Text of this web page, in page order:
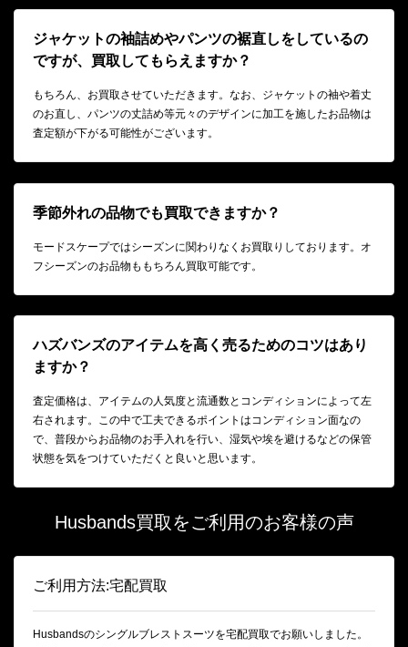
ジャケットの袖詰めやパンツの裾直しをしているの
ですが、買取してもらえますか？
もちろん、お買取させていただきます。なお、ジャケットの袖や着丈
のお直し、パンツの丈詰め等元々のデザインに加工を施したお品物は
査定額が下がる可能性がございます。
季節外れの品物でも買取できますか？
モードスケープではシーズンに関わりなくお買取りしております。オ
フシーズンのお品物ももちろん買取可能です。
ハズバンズのアイテムを高く売るためのコツはあり
ますか？
査定価格は、アイテムの人気度と流通数とコンディションによって左
右されます。この中で工夫できるポイントはコンディション面なの
で、普段からお品物のお手入れを行い、湿気や埃を避けるなどの保管
状態を気をつけていただくと良いと思います。
Husbands買取をご利用のお客様の声
ご利用方法:宅配買取
Husbandsのシングルブレストスーツを宅配買取でお願いしました。